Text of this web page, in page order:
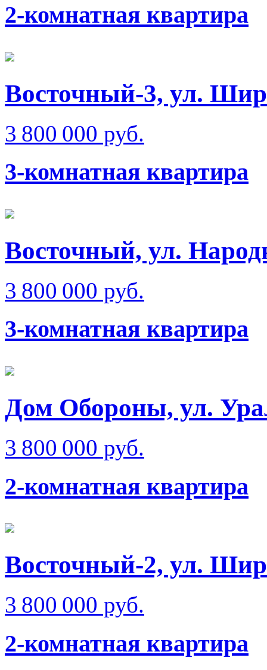
2-комнатная квартира
Восточный-3, ул.
3 800 000 руб.
3-комнатная квартира
Восточный, ул.
3 800 000 руб.
3-комнатная квартира
Дом Обороны, ул.
3 800 000 руб.
2-комнатная квартира
Восточный-2, ул.
3 800 000 руб.
2-комнатная квартира